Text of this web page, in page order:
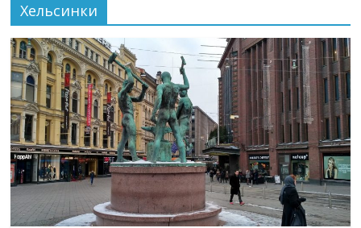
Хельсинки